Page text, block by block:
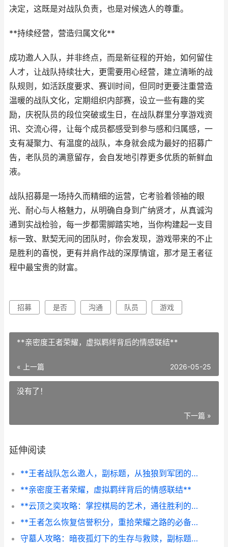
决定，这既是对战队负责，也是对候选人的尊重。
**持续经营，营造归属文化**
成功邀人入队，并非终点，而是新征程的开始，如何留住
人才，让战队持续壮大，更需要用心经营，建立清晰的战
队规则，如活跃度要求、赛训时间，但同时更要注重营造
温暖的战队文化，定期组织内部赛，设立一些有趣的奖
励，庆祝队员的段位突破或生日，在战队群里分享游戏资
讯、交流心得，让每个成员都感受到参与感和归属感，一
支有凝聚力、有温度的战队，本身就会成为最好的招募广
告，老队员的满意留存，会自发地引荐更多优质的新鲜血
液。
战队招募是一场持久而精细的运营，它考验着领袖的眼
光、耐心与人格魅力，从明确自身到广纳贤才，从真诚沟
通到实战检验，每一步都需脚踏实地，当你构建起一支目
标一致、默契无间的团队时，你会发现，游戏带来的不止
是胜利的喜悦，更有并肩作战的深厚情谊，那才是王者征
程中最宝贵的财富。
招募 是否 沟通 队员 游戏
**亲密度王者荣耀，虚拟羁绊背后的情感联结**
« 上一篇 2026-05-25
没有了！
下一篇 »
延伸阅读
**王者战队怎么邀人，副标题，从独狼到军团的核心法则**
**亲密度王者荣耀，虚拟羁绊背后的情感联结**
**云顶之奕攻略：掌控棋局的艺术，通往胜利的秘籍**
**王者怎么恢复信誉积分，重拾荣耀之路的必备指南，副标题，信誉修复全解析与实战心得**
守墓人攻略：暗夜孤灯下的生存与救赎，副标题：从墓园管理到真相探寻的完全指南